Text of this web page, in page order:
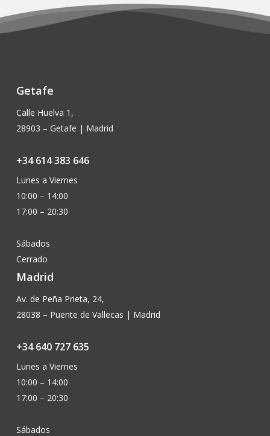
era:
€9,90.
es:
€8,90.
era:
€14,90.
es:
€13,50.
Getafe
Calle Huelva 1,
28903 – Getafe | Madrid
+34 614 383 646
Lunes a Viernes
10:00 – 14:00
17:00 – 20:30
Sábados
Cerrado
Madrid
Av. de Peña Prieta, 24,
28038 – Puente de Vallecas | Madrid
+34 640 727 635
Lunes a Viernes
10:00 – 14:00
17:00 – 20:30
Sábados